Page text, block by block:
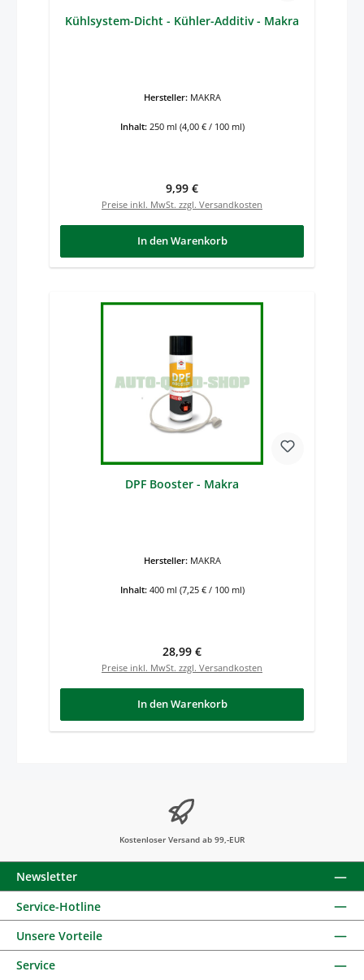
Kühlsystem-Dicht - Kühler-Additiv - Makra
Hersteller: MAKRA
Inhalt: 250 ml (4,00 € / 100 ml)
Regulärer Preis:
9,99 €
Preise inkl. MwSt. zzgl. Versandkosten
In den Warenkorb
DPF Booster - Makra
Hersteller: MAKRA
Inhalt: 400 ml (7,25 € / 100 ml)
Regulärer Preis:
28,99 €
Preise inkl. MwSt. zzgl. Versandkosten
In den Warenkorb
Kostenloser Versand ab 99,-EUR
Newsletter
Service-Hotline
Unsere Vorteile
Service